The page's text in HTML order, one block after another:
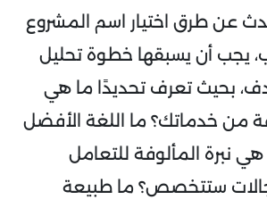
عن طرق اختيار اسم المشروع
يجب أن يسبقها خطوة تحليل
بحيث تعرف تحديدًا ما هي
من خدماتك؟ ما اللغة الأفضل
نبرة المألوفة للتعامل
ستتخصص؟ ما طبيعة